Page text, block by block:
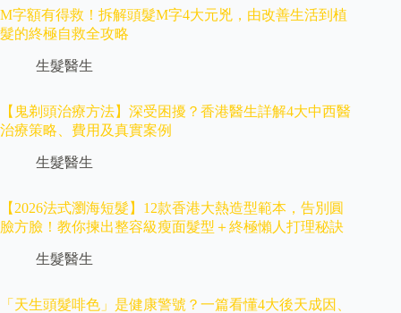
M字額有得救！拆解頭髮M字4大元兇，由改善生活到植
髮的終極自救全攻略
生髮醫生
【鬼剃頭治療方法】深受困擾？香港醫生詳解4大中西醫
治療策略、費用及真實案例
生髮醫生
【2026法式瀏海短髮】12款香港大熱造型範本，告別圓
臉方臉！教你揀出整容級瘦面髮型＋終極懶人打理秘訣
生髮醫生
「天生頭髮啡色」是健康警號？一篇看懂4大後天成因、